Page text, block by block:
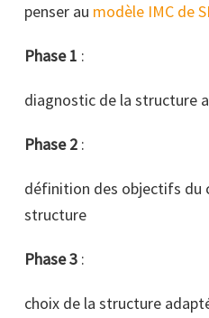
penser au modèle IMC de
Phase 1 :
diagnostic de la structure
Phase 2 :
définition des objectifs du
structure
Phase 3 :
choix de la structure